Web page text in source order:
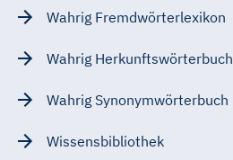
Wahrig Fremdwörterlexikon
Wahrig Herkunftswörterbuch
Wahrig Synonymwörterbuch
Wissensbibliothek